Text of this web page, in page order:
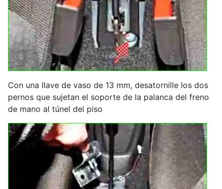
Con una llave de vaso de 13 mm, desatornille los dos
pernos que sujetan el soporte de la palanca del freno
de mano al túnel del piso